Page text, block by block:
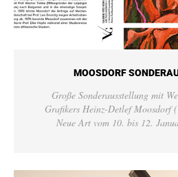
MOOSDORF
Große Sonderausstellung mit
Grafikers Heinz-Detlef Moosdorf
Neue Art vom 10. bis 12.